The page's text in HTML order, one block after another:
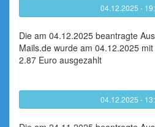
04.12.2025 -
Die am 04.12.2025 beantragte
Mails.de wurde am 04.12.2025
2.87 Euro ausgezahlt
04.12.2025 -